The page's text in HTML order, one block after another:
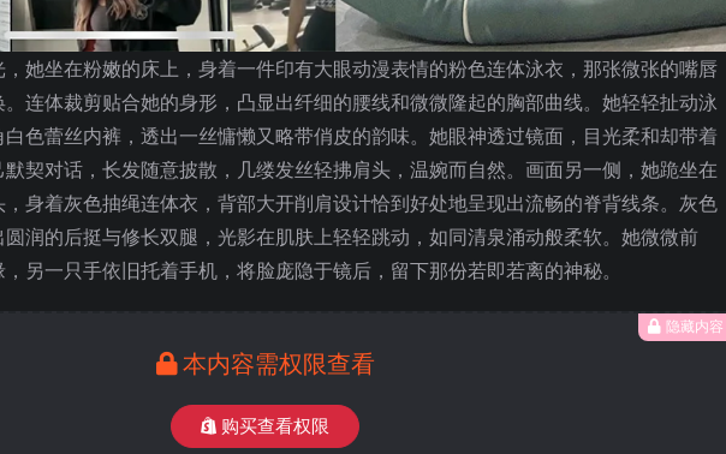
她坐在粉嫩的床上，身着一件印有大眼动漫表情的粉色连体泳衣，那张微张的嘴唇
连体裁剪贴合她的身形，凸显出纤细的腰线和微微隆起的胸部曲线。她轻轻扯动泳
色蕾丝内裤，透出一丝慵懒又略带俏皮的韵味。她眼神透过镜面，目光柔和却带着
契对话，长发随意披散，几缕发丝轻拂肩头，温婉而自然。画面另一侧，她跪坐在
身着灰色抽绳连体衣，背部大开削肩设计恰到好处地呈现出流畅的脊背线条。灰色
润的后挺与修长双腿，光影在肌肤上轻轻跳动，如同清泉涌动般柔软。她微微前
另一只手依旧托着手机，将脸庞隐于镜后，留下那份若即若离的神秘。
隐藏内容
本内容需权限查看
购买查看权限